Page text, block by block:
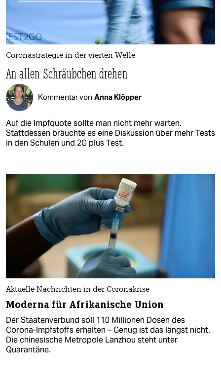
Coronastrategie in der vierten Welle
An allen Schräubchen drehen
Kommentar von Anna Klöpper
Auf die Impfquote sollte man nicht mehr warten.
Stattdessen bräuchte es eine Diskussion über mehr Tests
in den Schulen und 2G plus Test.
Aktuelle Nachrichten in der Coronakrise
Moderna für Afrikanische Union
Der Staatenverbund soll 110 Millionen Dosen des
Corona-Impfstoffs erhalten – Genug ist das längst nicht.
Die chinesische Metropole Lanzhou steht unter
Quarantäne.